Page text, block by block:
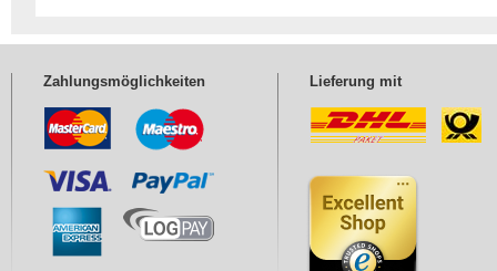
Zahlungsmöglichkeiten Lieferung mit